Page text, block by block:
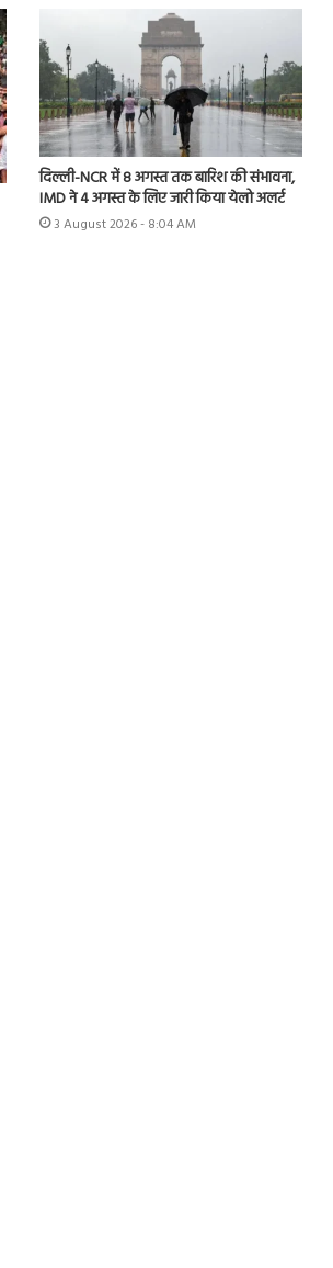
दिल्ली-NCR में 8 अगस्त तक बारिश की संभावना,
IMD ने 4 अगस्त के लिए जारी किया येलो अलर्ट
3 August 2026 - 8:04 AM